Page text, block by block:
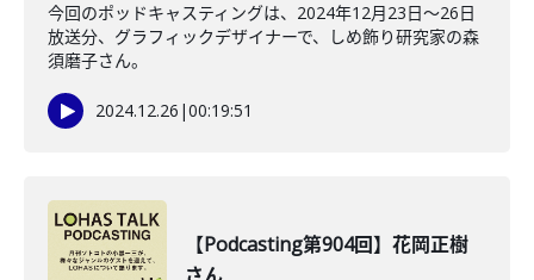
今回のポッドキャスティングは、2024年12月23日～26日
放送分、グラフィックデザイナーで、しめ飾り研究家の森
須磨子さん。
2024.12.26 |00:19:51
【Podcasting第904回】花岡正樹